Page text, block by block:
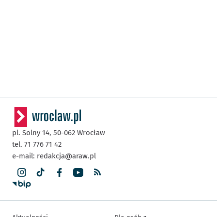
pl. Solny 14, 50-062 Wrocław
tel. 71 776 71 42
e-mail: redakcja@araw.pl